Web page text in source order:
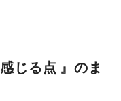
じる点 』のま